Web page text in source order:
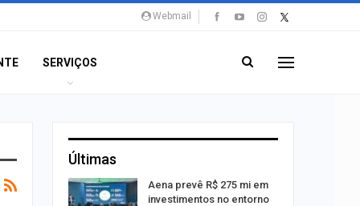
Webmail
SERVIÇOS
Últimas
Viagem
Aena prevê R$ 275 mi em
investimentos no entorno